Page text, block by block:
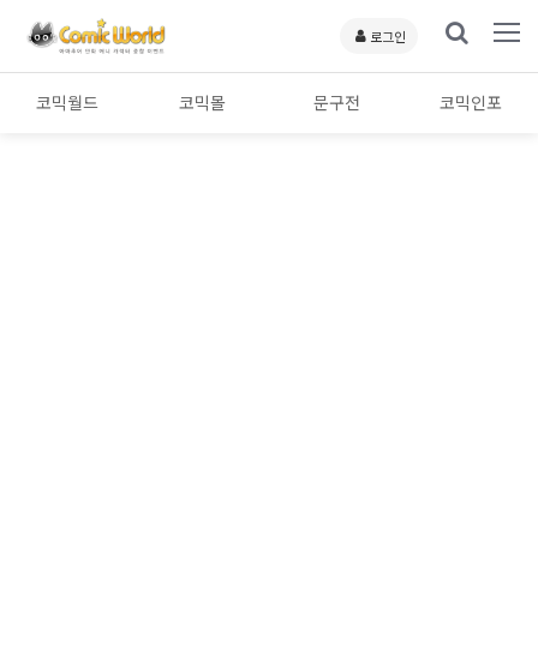
로그인
코믹월드 코믹몰 문구전 코믹인포